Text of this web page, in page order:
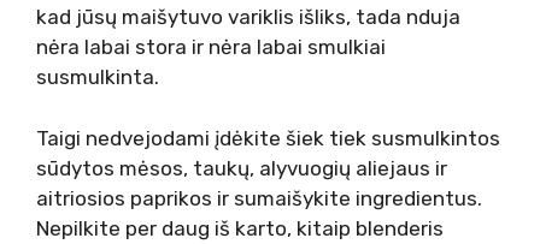
kad jūsų maišytuvo variklis išliks, tada nduja
nėra labai stora ir nėra labai smulkiai
susmulkinta.
Taigi nedvejodami įdėkite šiek tiek susmulkintos
sūdytos mėsos, taukų, alyvuogių aliejaus ir
aitriosios paprikos ir sumaišykite ingredientus.
Nepilkite per daug iš karto, kitaip blenderis